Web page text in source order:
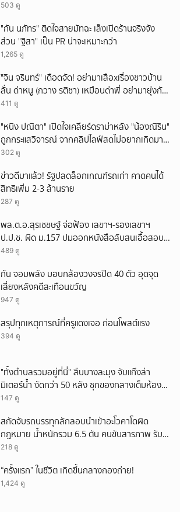
503 ดู
"กัน นภัทร" ติดใจสายมัทฉะ เล็งเปิดร้านจริงจัง
ส่วน "ฐิสา" เป็น PR น่าจะเหมาะกว่า
1,265 ดู
ั่"จิน จรินทร์" เดือดจัด! อย่ามาเสือxเรื่องชาวบ้าน
ลั่น ด่าหนู (กวาง รติชา) เหมือนด่าพี่ อย่ามายุ่งกับ
คนของผม จบ!!!
411 ดู
"หนิง ปณิตา" เปิดใจเคลียร์ดราม่าหลัง "น้องณิริน"
ถูกกระแสวิจารณ์ จากคลิปไลฟ์สดไม่อยากเกิดมา
หน้าเหมือนพ่อ
302 ดู
ข่าวดีมาแล้ว! รัฐปลดล็อกเกณฑ์รถเก่า คาดคนได้
สิทธิเพิ่ม 2-3 ล้านราย
287 ดู
พล.ต.อ.สุรเชชษฐ์ จ่อฟ้อง เลขาฯ-รองเลขาฯ
ป.ป.ช. ผิด ม.157 ปมออกหนังสือสับสนเอื้อสอบ
คดีซ้ำซ้อน
489 ดู
กัน จอมพลัง มอบกล้องวงจรปิด 40 ตัว อุดจุด
เสี่ยงหลังคดีสะเทือนขวัญ
947 ดู
สรุปทุกเหตุการณ์ที่ครูแดงเจอ ก่อนโพสต์แรง
394 ดู
"ทั้งตำบลรวมอยู่ที่นี่" สืบบางละมุง จับแก๊งล่า
มิเตอร์น้ำ งัดกว่า 50 หลัง ซุกของกลางเต็มห้อง
สารภาพขายหาเงินซื้อยา จ.ชลบุรี
147 ดู
สกัดจับรถบรรทุกลักลอบนำเข้าอะโวคาโดผิด
กฎหมาย น้ำหนักรวม 6.5 ตัน คนขับสารภาพ รับ
ค่าจ้างเที่ยวละ 5,000 บาท
218 ดู
“ครั้งแรก” ในชีวิต เกิดขึ้นกลางกองถ่าย!
1,424 ดู